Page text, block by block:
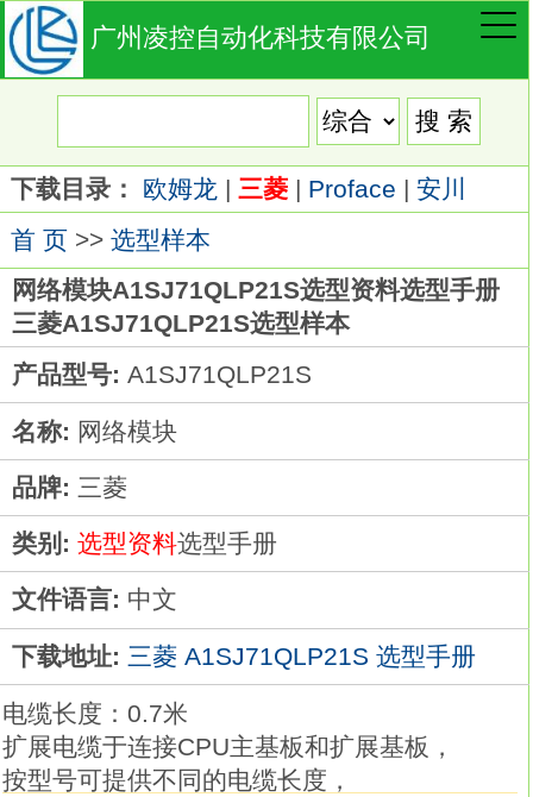
广州凌控自动化科技有限公司
下载目录： 欧姆龙 | 三菱| Proface | 安川
首 页>> 选型样本
网络模块A1SJ71QLP21S选型资料选型手册
三菱A1SJ71QLP21S选型样本
产品型号: A1SJ71QLP21S
名称: 网络模块
品牌: 三菱
类别: 选型资料选型手册
文件语言: 中文
下载地址: 三菱 A1SJ71QLP21S 选型手册
电缆长度：0.7米
扩展电缆于连接CPU主基板和扩展基板，
按型号可提供不同的电缆长度，